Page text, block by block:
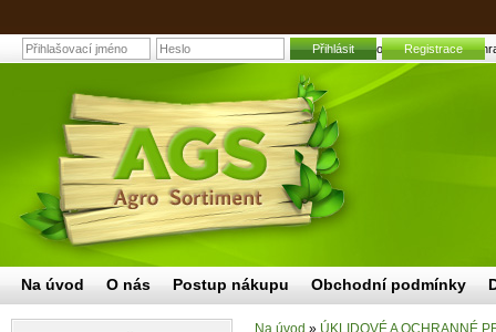
Čistící ubrousky a utěrky |
Přihlásit Registrace
Na úvod » ÚKLIDOVÉ A OCHRANNÉ
Na úvod O nás Postup nákupu Obchodní podmínky